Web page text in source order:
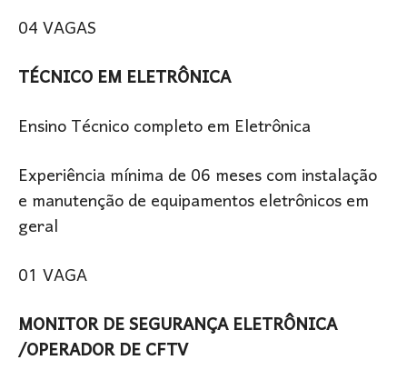
04 VAGAS
TÉCNICO EM ELETRÔNICA
Ensino Técnico completo em Eletrônica
Experiência mínima de 06 meses com instalação
e manutenção de equipamentos eletrônicos em
geral
01 VAGA
MONITOR DE SEGURANÇA ELETRÔNICA
/OPERADOR DE CFTV